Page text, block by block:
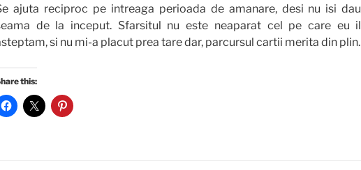
ajuta reciproc pe intreaga perioada de amanare, desi nu isi dau
de la inceput. Sfarsitul nu este neaparat cel pe care eu il
si nu mi-a placut prea tare dar, parcursul cartii merita din plin.
this: